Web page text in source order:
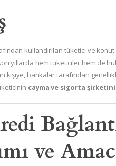
kullandırılan tüketici ve konut
yıllarda hem tüketiciler hem de
kişiye, bankalar tarafından
cayma ve sigorta şirketini
ve